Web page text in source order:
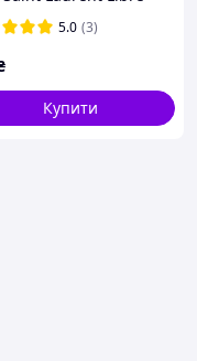
Tester 60 ml
5.0 (3)
Купити